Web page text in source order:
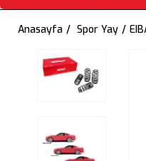
Anasayfa Spor Yay